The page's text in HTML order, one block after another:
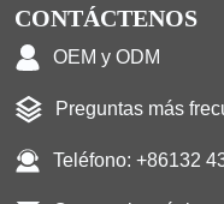
CONTÁCTENOS
OEM y ODM
Preguntas más
Teléfono: +86132